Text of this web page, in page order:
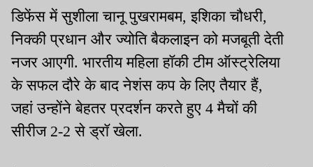
डिफेंस में सुशीला चानू पुखरामबम, इशिका चौधरी,
निक्की प्रधान और ज्योति बैकलाइन को मजबूती देती
नजर आएगी. भारतीय महिला हॉकी टीम ऑस्ट्रेलिया
के सफल दौरे के बाद नेशंस कप के लिए तैयार हैं,
जहां उन्होंने बेहतर प्रदर्शन करते हुए 4 मैचों की
सीरीज 2-2 से ड्रॉ खेला.